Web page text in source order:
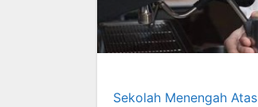
Sekolah Menengah Atas